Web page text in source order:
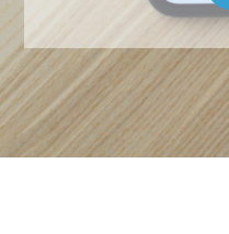
高所作業
難所・高所
ルームエア
施
会